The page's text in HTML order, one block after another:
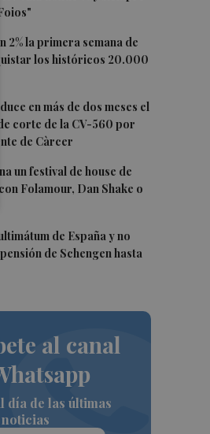
2% la primera semana de
los históricos 20.000
en más de dos meses el
corte de la CV-560 por
de Càrcer
un festival de house de
con Folamour, Dan Shake o
de España y no
de Schengen hasta
al canal
día de las últimas
noticias